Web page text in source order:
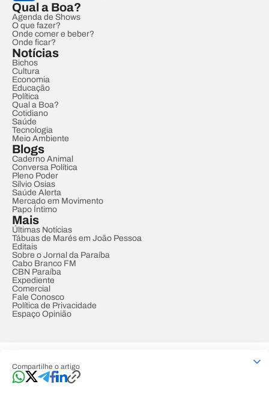
Compartilhe o artigo
Qual a Boa?
Agenda de Shows
O que fazer?
Onde comer e beber?
Onde ficar?
Notícias
Bichos
Cultura
Economia
Educação
Política
Qual a Boa?
Cotidiano
Saúde
Tecnologia
Meio Ambiente
Blogs
Caderno Animal
Conversa Política
Pleno Poder
Sílvio Osias
Saúde Alerta
Mercado em Movimento
Papo Íntimo
Mais
Últimas Notícias
Tábuas de Marés em João Pessoa
Editais
Sobre o Jornal da Paraíba
Cabo Branco FM
CBN Paraíba
Expediente
Comercial
Fale Conosco
Política de Privacidade
Espaço Opinião
Developed by Designed by